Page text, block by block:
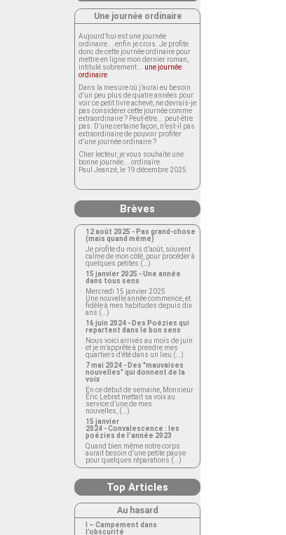
Une journée ordinaire
Aujourd’hui est une journée
ordinaire... enfin je crois. Je profite
donc de cette journée ordinaire pour
mettre en ligne mon dernier roman,
intitulé sobrement... une journée
ordinaire
Dans la mesure où j’aurai eu besoin
d’un peu plus de quatre années pour
voir ce petit livre achevé, ne devrais-je
pas considérer cette journée comme
extraordinaire ? Peut-être... peut-être
pas. D’une certaine façon, n’est-il pas
extraordinaire de pouvoir profiter
d’une journée ordinaire ?
Cher lecteur, je vous souhaite une
bonne journée... ordinaire.
Paul Jeanzé, le 19 décembre 2025
Brèves
12 août 2025 - Pas grand-chose
(mais quand même)
Je profite du mois d’août, souvent
calme de mon côté, pour procéder à
quelques petites (…)
15 janvier 2025 - Une année
dans tous sens
Mercredi 15 janvier 2025
Une nouvelle année commence, et
fidèle à mes habitudes depuis dix
ans (…)
16 juin 2024 - Des Poézies qui
repartent dans le bon sens
Nous voici arrivés au mois de juin
et je m’apprête à prendre mes
quartiers d’été dans un lieu (…)
7 mai 2024 - Des "mauvaises
nouvelles" qui donnent de la
voix
En ce début de semaine, Monsieur
Éric Lebret mettait sa voix au
service d’une de mes
nouvelles, (…)
15 janvier
2024 - Convalescence : les
poézies de l’année 2023
Quand bien même notre corps
aurait besoin d’une petite pause
pour quelques réparations (…)
Top Articles
Au hasard
I – Campement dans
l’obscurité